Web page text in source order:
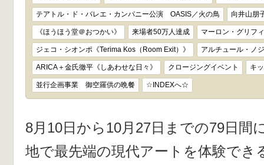
テアトル・ド・バレエ・カンパニー公演 OASIS／火の鳥 向井山朋
《ほうほう堂＠おつかい》 来場者50万人達成 マーロン・グリフ
ジェコ・シオンポ《Terima Kos（Room Exit）》 アルチュール・ノ
ARICA＋金氏徹平《しあわせな日々》 クロージングイベント キ
並行企画事業 御空羅供の晩餐 ☆INDEXへ☆
8月10日から10月27日までの79日間
地で最先端の現代アートを体験でき